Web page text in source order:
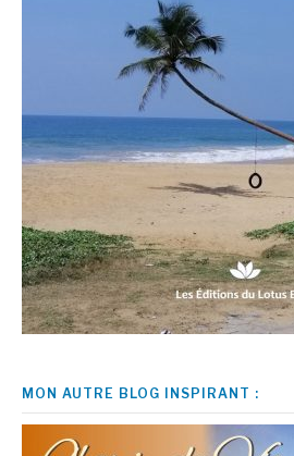
MON AUTRE BLOG INSPIRANT :